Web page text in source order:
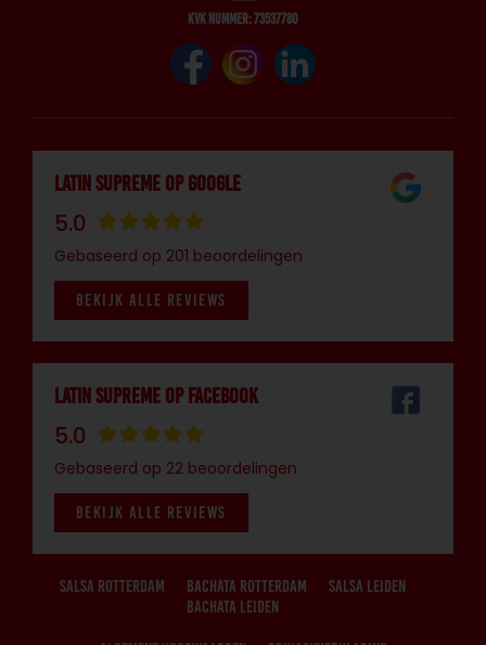
KVK nummer: 73537780
Latin Supreme op Google
5.0
Gebaseerd op 201 beoordelingen
BEKIJK ALLE REVIEWS
Latin Supreme op Facebook
5.0
Gebaseerd op 22 beoordelingen
BEKIJK ALLE REVIEWS
Salsa Rotterdam Bachata Rotterdam
Salsa Leiden
Bachata Leiden